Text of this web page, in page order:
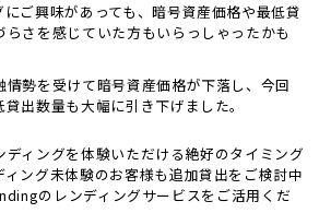
ご興味があっても、暗号資産価格や最低貸
さを感じていた方もいらっしゃったかも
情勢を受けて暗号資産価格が下落し、今回
出数量も大幅に引き下げました。
ディングを体験いただける絶好のタイミング
ィング未体験のお客様も追加貸出をご検討中
のレンディングサービスをご活用くだ